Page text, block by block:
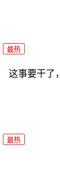
最热
这事要干了
最热